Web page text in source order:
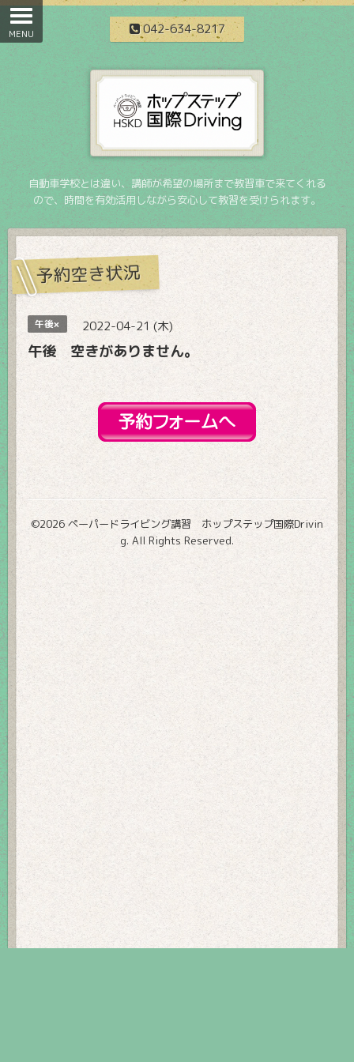
042-634-8217
自動車学校とは違い、講師が希望の場所まで教習車で来てくれる
ので、時間を有効活用しながら安心して教習を受けられます。
予約空き状況
午後× 2022-04-21 (木)
午後 空きがありません。
©2026 ペーパードライビング講習 ホップステップ国際Drivin
g. All Rights Reserved.